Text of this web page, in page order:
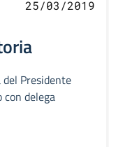
25/03/2019
Presidente
delega